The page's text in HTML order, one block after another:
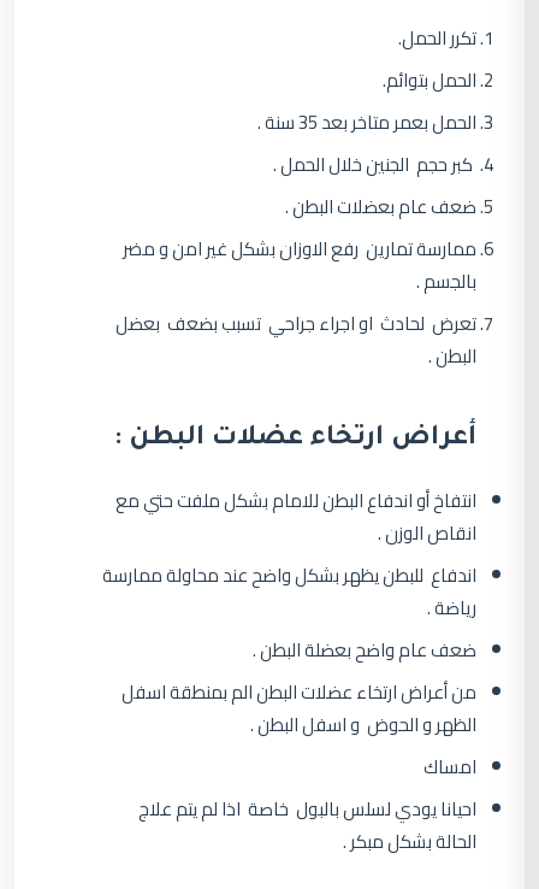
تكرر الحمل.
الحمل بتوائم.
الحمل بعمر متاخر بعد 35 سنة .
كبر حجم الجنين خلال الحمل .
ضعف عام بعضلات البطن .
ممارسة تمارين رفع الاوزان بشكل غير امن و مضر
بالجسم .
تعرض لحادث او اجراء جراحي تسبب بضعف بعضل
البطن .
أعراض ارتخاء عضلات البطن :
انتفاخ أو اندفاع البطن للامام بشكل ملفت حتي مع
انقاص الوزن .
اندفاع للبطن يظهر بشكل واضح عند محاولة ممارسة
رياضة .
ضعف عام واضح بعضلة البطن .
من أعراض ارتخاء عضلات البطن الم بمنطقة اسفل
الظهر و الحوض و اسفل البطن .
امساك
احيانا يودي لسلس بالبول خاصة اذا لم يتم علاج
الحالة بشكل مبكر .